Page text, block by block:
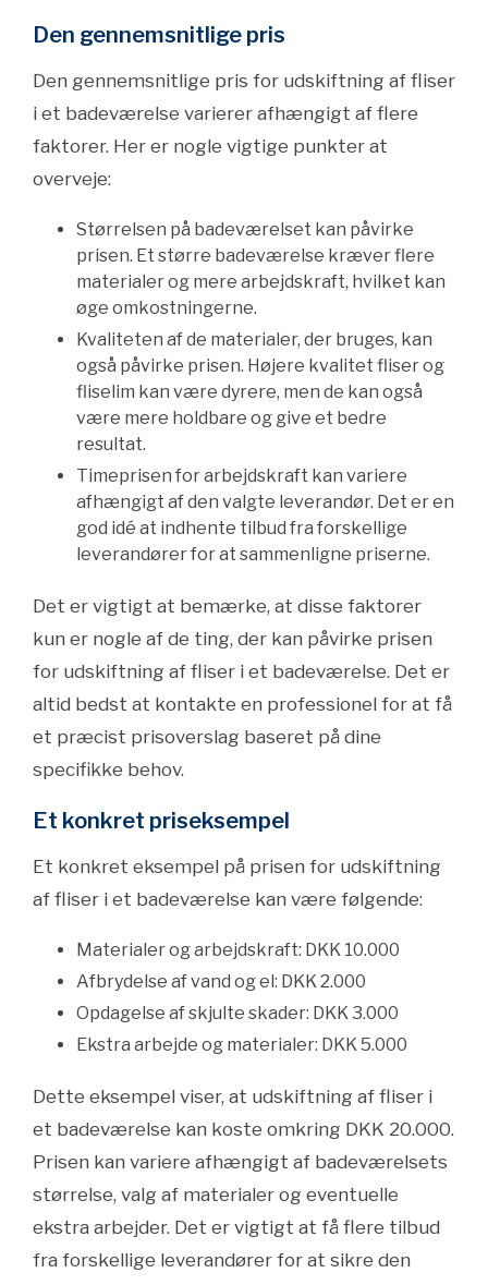
Den gennemsnitlige pris
Den gennemsnitlige pris for udskiftning af fliser
i et badeværelse varierer afhængigt af flere
faktorer. Her er nogle vigtige punkter at
overveje:
Størrelsen på badeværelset kan påvirke
prisen. Et større badeværelse kræver flere
materialer og mere arbejdskraft, hvilket kan
øge omkostningerne.
Kvaliteten af de materialer, der bruges, kan
også påvirke prisen. Højere kvalitet fliser og
fliselim kan være dyrere, men de kan også
være mere holdbare og give et bedre
resultat.
Timeprisen for arbejdskraft kan variere
afhængigt af den valgte leverandør. Det er en
god idé at indhente tilbud fra forskellige
leverandører for at sammenligne priserne.
Det er vigtigt at bemærke, at disse faktorer
kun er nogle af de ting, der kan påvirke prisen
for udskiftning af fliser i et badeværelse. Det er
altid bedst at kontakte en professionel for at få
et præcist prisoverslag baseret på dine
specifikke behov.
Et konkret priseksempel
Et konkret eksempel på prisen for udskiftning
af fliser i et badeværelse kan være følgende:
Materialer og arbejdskraft: DKK 10.000
Afbrydelse af vand og el: DKK 2.000
Opdagelse af skjulte skader: DKK 3.000
Ekstra arbejde og materialer: DKK 5.000
Dette eksempel viser, at udskiftning af fliser i
et badeværelse kan koste omkring DKK 20.000.
Prisen kan variere afhængigt af badeværelsets
størrelse, valg af materialer og eventuelle
ekstra arbejder. Det er vigtigt at få flere tilbud
fra forskellige leverandører for at sikre den